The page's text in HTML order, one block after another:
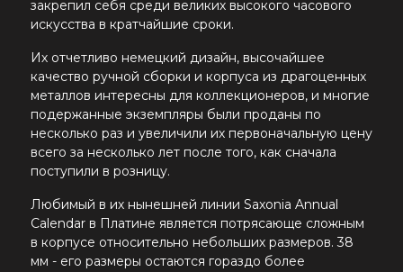
закрепил себя среди великих высокого часового
искусства в кратчайшие сроки.
Их отчетливо немецкий дизайн, высочайшее
качество ручной сборки и корпуса из драгоценных
металлов интересны для коллекционеров, и многие
подержанные экземпляры были проданы по
несколько раз и увеличили их первоначальную цену
всего за несколько лет после того, как сначала
поступили в розницу.
Любимый в их нынешней линии Saxonia Annual
Calendar в Платине является потрясающе сложным
в корпусе относительно небольших размеров. 38
мм - его размеры остаются гораздо более